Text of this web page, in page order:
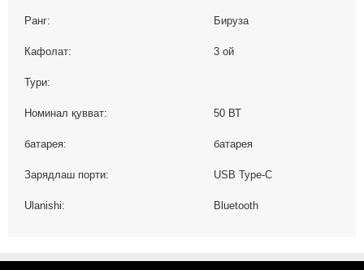
Ранг: Бируза
Кафолат: 3 ой
Тури:
Номинал қувват: 50 ВТ
батарея: батарея
Зарядлаш порти: USB Type-C
Ulanishi: Bluetooth